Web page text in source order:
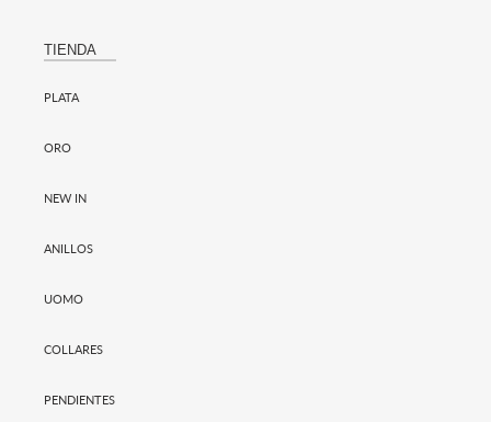
TIENDA
PLATA
ORO
NEW IN
ANILLOS
UOMO
COLLARES
PENDIENTES